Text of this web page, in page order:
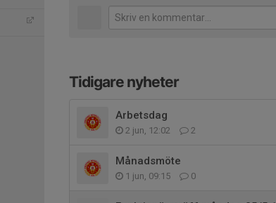
Tidigare nyheter
Arbetsdag
2 jun, 12:02 2
Månadsmöte
1 jun, 09:15 0